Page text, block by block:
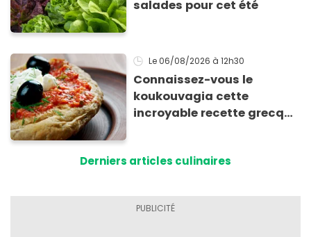
salades pour cet été
Le 06/08/2026 à 12h30
Connaissez-vous le
koukouvagia cette
incroyable recette grecque
Derniers articles culinaires